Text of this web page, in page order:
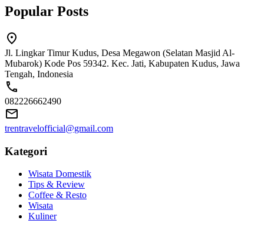
Popular Posts
Jl. Lingkar Timur Kudus, Desa Megawon (Selatan Masjid Al-
Mubarok) Kode Pos 59342. Kec. Jati, Kabupaten Kudus, Jawa
Tengah, Indonesia
082226662490
trentravelofficial@gmail.com
Kategori
Wisata Domestik
Tips & Review
Coffee & Resto
Wisata
Kuliner